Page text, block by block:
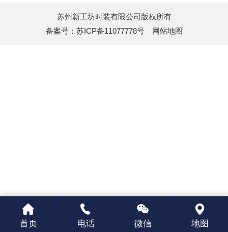
苏州新工坊时装有限公司版权所有
备案号： 苏ICP备11077778号 网站地图
首页 电话 微信 地图